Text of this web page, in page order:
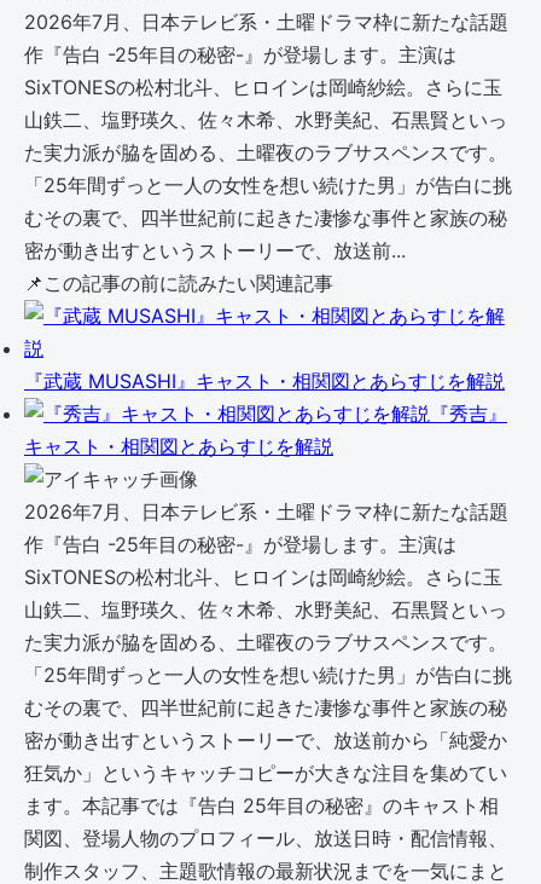
2026年7月、日本テレビ系・土曜ドラマ枠に新たな話題
作『告白 -25年目の秘密-』が登場します。主演は
SixTONESの松村北斗、ヒロインは岡崎紗絵。さらに玉
山鉄二、塩野瑛久、佐々木希、水野美紀、石黒賢といっ
た実力派が脇を固める、土曜夜のラブサスペンスです。
「25年間ずっと一人の女性を想い続けた男」が告白に挑
むその裏で、四半世紀前に起きた凄惨な事件と家族の秘
密が動き出すというストーリーで、放送前...
📌 この記事の前に読みたい関連記事
『武蔵 MUSASHI』キャスト・相関図とあらすじを解説
『秀吉』
キャスト・相関図とあらすじを解説
2026年7月、日本テレビ系・土曜ドラマ枠に新たな話題
作『告白 -25年目の秘密-』が登場します。主演は
SixTONESの松村北斗、ヒロインは岡崎紗絵。さらに玉
山鉄二、塩野瑛久、佐々木希、水野美紀、石黒賢といっ
た実力派が脇を固める、土曜夜のラブサスペンスです。
「25年間ずっと一人の女性を想い続けた男」が告白に挑
むその裏で、四半世紀前に起きた凄惨な事件と家族の秘
密が動き出すというストーリーで、放送前から「純愛か
狂気か」というキャッチコピーが大きな注目を集めてい
ます。本記事では『告白 25年目の秘密』のキャスト相
関図、登場人物のプロフィール、放送日時・配信情報、
制作スタッフ、主題歌情報の最新状況までを一気にまと